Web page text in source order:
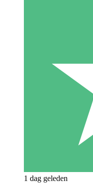
1 dag geleden